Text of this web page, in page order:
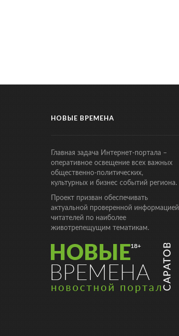
НОВЫЕ ВРЕМЕНА
Главная задача Интернет-портала –
оперативное освещение всех важных
общественно-политических,
культурных и бизнес событий региона.
Проект призван обеспечивать
актуальной проверенной информацией
читателей по наиболее
животрепещущим тематикам.